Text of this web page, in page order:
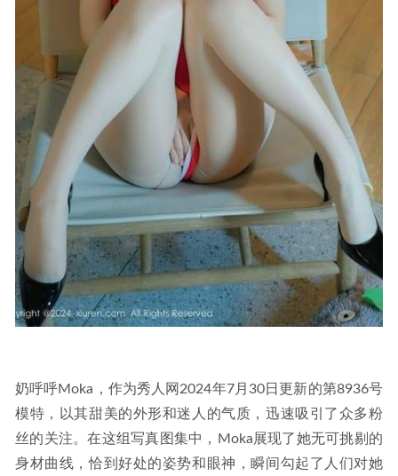
奶呼呼Moka，作为秀人网2024年7月30日更新的第8936号
模特，以其甜美的外形和迷人的气质，迅速吸引了众多粉
丝的关注。在这组写真图集中，Moka展现了她无可挑剔的
身材曲线，恰到好处的姿势和眼神，瞬间勾起了人们对她